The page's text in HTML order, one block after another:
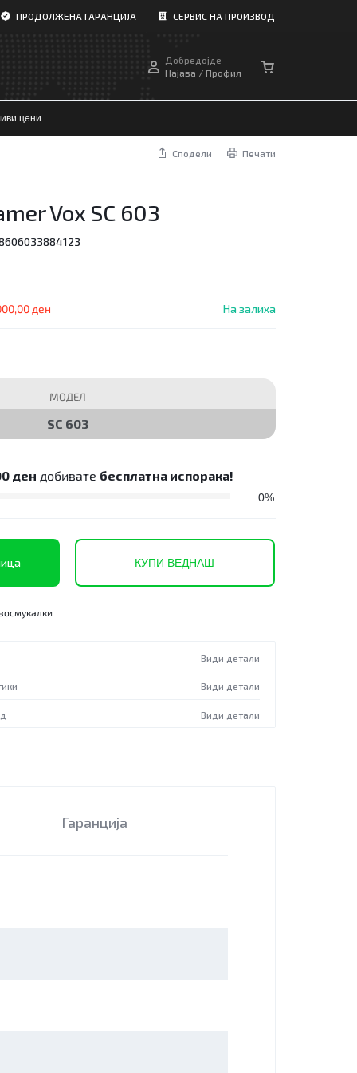
ПРОДОЛЖЕНА ГАРАНЦИЈА СЕРВИС НА ПРОИЗВОД
Добредојде
Најава / Профил
цени
Сподели Печати
Vox SC 603
ден На залиха
МОДЕЛ
SC 603
ден добивате бесплатна испорака!
0%
КУПИ ВЕДНАШ
Види детали
Види детали
Види детали
Гаранција